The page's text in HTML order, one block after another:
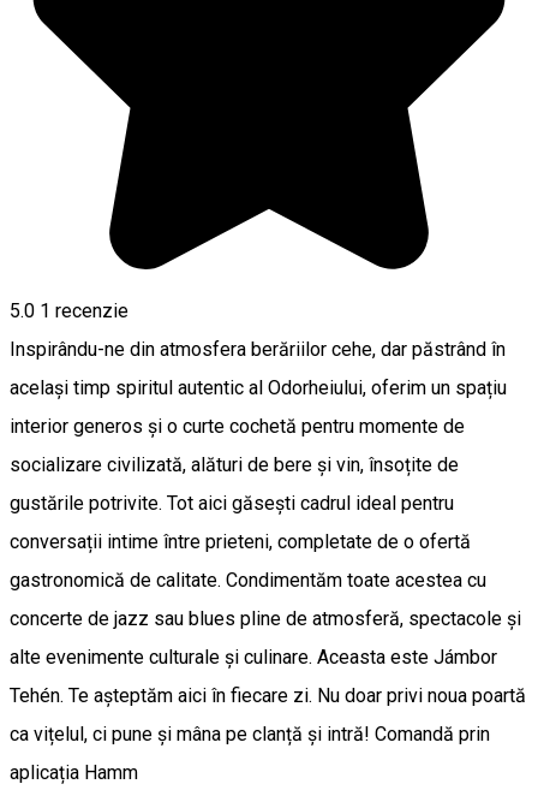
5.0 1 recenzie
Inspirându-ne din atmosfera berăriilor cehe, dar păstrând în
același timp spiritul autentic al Odorheiului, oferim un spațiu
interior generos și o curte cochetă pentru momente de
socializare civilizată, alături de bere și vin, însoțite de
gustările potrivite. Tot aici găsești cadrul ideal pentru
conversații intime între prieteni, completate de o ofertă
gastronomică de calitate. Condimentăm toate acestea cu
concerte de jazz sau blues pline de atmosferă, spectacole și
alte evenimente culturale și culinare. Aceasta este Jámbor
Tehén. Te așteptăm aici în fiecare zi. Nu doar privi noua poartă
ca vițelul, ci pune și mâna pe clanță și intră! Comandă prin
aplicația Hamm